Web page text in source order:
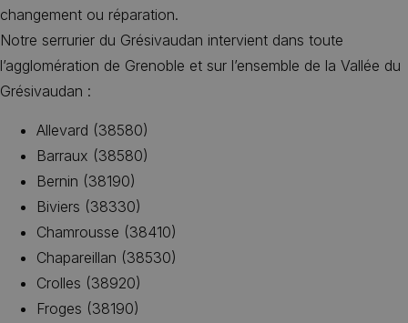
changement ou réparation.
Notre serrurier du Grésivaudan intervient dans toute
l’agglomération de Grenoble et sur l’ensemble de la Vallée du
Grésivaudan :
Allevard (38580)
Barraux (38580)
Bernin (38190)
Biviers (38330)
Chamrousse (38410)
Chapareillan (38530)
Crolles (38920)
Froges (38190)